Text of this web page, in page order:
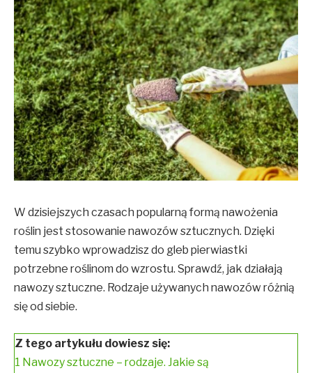
W dzisiejszych czasach popularną formą nawożenia
roślin jest stosowanie nawozów sztucznych. Dzięki
temu szybko wprowadzisz do gleb pierwiastki
potrzebne roślinom do wzrostu. Sprawdź, jak działają
nawozy sztuczne. Rodzaje używanych nawozów różnią
się od siebie.
Z tego artykułu dowiesz się:
1 Nawozy sztuczne – rodzaje. Jakie są